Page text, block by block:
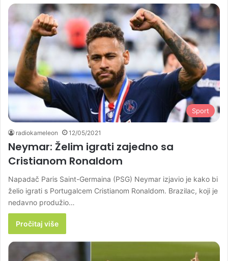
Sport
radiokameleon 12/05/2021
Neymar: Želim igrati zajedno sa
Cristianom Ronaldom
Napadač Paris Saint-Germaina (PSG) Neymar izjavio je kako bi
želio igrati s Portugalcem Cristianom Ronaldom. Brazilac, koji je
nedavno produžio…
Pročitaj više